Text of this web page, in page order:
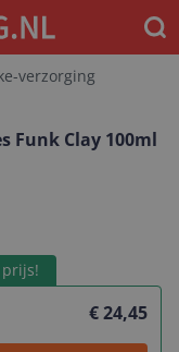
verzorging
Funk Clay 100ml
€ 24,45